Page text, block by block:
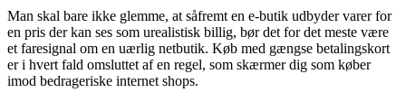
Man skal bare ikke glemme, at såfremt en e-butik udbyder varer for
en pris der kan ses som urealistisk billig, bør det for det meste være
et faresignal om en uærlig netbutik. Køb med gængse betalingskort
er i hvert fald omsluttet af en regel, som skærmer dig som køber
imod bedrageriske internet shops.